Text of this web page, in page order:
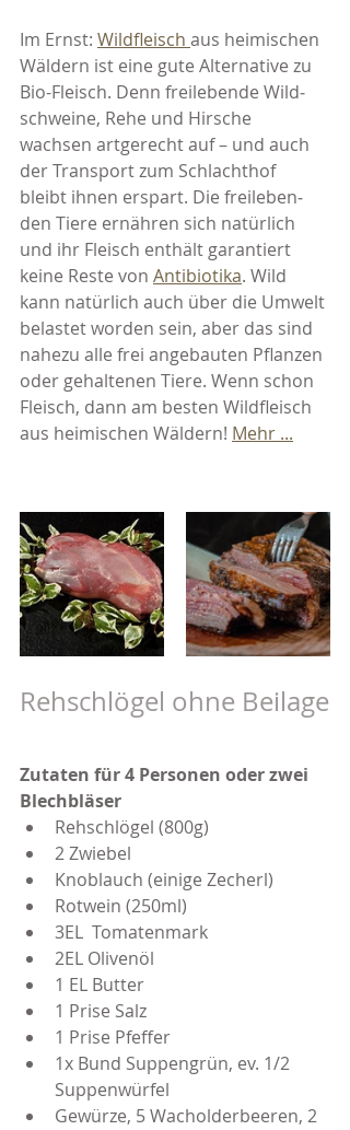
Im Ernst: Wildfleisch aus heimischen
Wäldern ist eine gute Alterna­tive zu
Bio-Fleisch. Denn freilebende Wild­
schwei­ne, Rehe und Hirsche
wachsen artge­recht auf – und auch
der Transport zum Schlachthof
bleibt ihnen erspart. Die freileben­
den Tiere ernähren sich natürlich
und ihr Fleisch enthält garantiert
keine Reste von Antibiotika. Wild
kann natürlich auch über die Umwelt
belastet worden sein, aber das sind
nahezu alle frei angebauten Pflanzen
oder gehaltenen Tiere. Wenn schon
Fleisch, dann am besten Wildfleisch
aus heimischen Wäldern! Mehr ...
Rehschlögel ohne Beilage
Zutaten für 4 Personen oder zwei
Blechbläser
Rehschlögel (800g)
2 Zwiebel
Knoblauch (einige Zecherl)
Rotwein (250ml)
3EL  Tomatenmark
2EL Olivenöl
1 EL Butter
1 Prise Salz
1 Prise Pfeffer
1x Bund Suppengrün, ev. 1/2
Suppenwürfel
Gewürze, 5 Wacholderbeeren, 2